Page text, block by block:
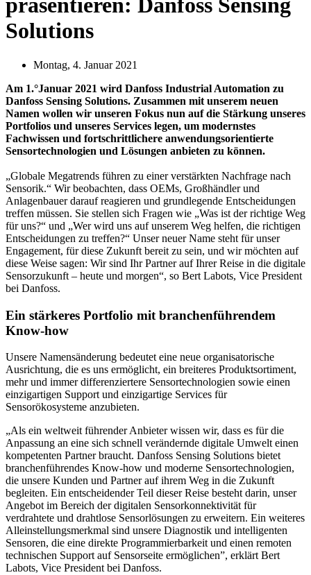
präsentieren: Danfoss Sensing
Solutions
Montag, 4. Januar 2021
Am 1.°Januar 2021 wird Danfoss Industrial Automation zu
Danfoss Sensing Solutions. Zusammen mit unserem neuen
Namen wollen wir unseren Fokus nun auf die Stärkung unseres
Portfolios und unseres Services legen, um modernstes
Fachwissen und fortschrittlichere anwendungsorientierte
Sensortechnologien und Lösungen anbieten zu können.
„Globale Megatrends führen zu einer verstärkten Nachfrage nach
Sensorik.“ Wir beobachten, dass OEMs, Großhändler und
Anlagenbauer darauf reagieren und grundlegende Entscheidungen
treffen müssen. Sie stellen sich Fragen wie „Was ist der richtige Weg
für uns?“ und „Wer wird uns auf unserem Weg helfen, die richtigen
Entscheidungen zu treffen?“ Unser neuer Name steht für unser
Engagement, für diese Zukunft bereit zu sein, und wir möchten auf
diese Weise sagen: Wir sind Ihr Partner auf Ihrer Reise in die digitale
Sensorzukunft – heute und morgen“, so Bert Labots, Vice President
bei Danfoss.
Ein stärkeres Portfolio mit branchenführendem
Know-how
Unsere Namensänderung bedeutet eine neue organisatorische
Ausrichtung, die es uns ermöglicht, ein breiteres Produktsortiment,
mehr und immer differenziertere Sensortechnologien sowie einen
einzigartigen Support und einzigartige Services für
Sensorökosysteme anzubieten.
„Als ein weltweit führender Anbieter wissen wir, dass es für die
Anpassung an eine sich schnell verändernde digitale Umwelt einen
kompetenten Partner braucht. Danfoss Sensing Solutions bietet
branchenführendes Know-how und moderne Sensortechnologien,
die unsere Kunden und Partner auf ihrem Weg in die Zukunft
begleiten. Ein entscheidender Teil dieser Reise besteht darin, unser
Angebot im Bereich der digitalen Sensorkonnektivität für
verdrahtete und drahtlose Sensorlösungen zu erweitern. Ein weiteres
Alleinstellungsmerkmal sind unsere Diagnostik und intelligenten
Sensoren, die eine direkte Programmierbarkeit und einen remoten
technischen Support auf Sensorseite ermöglichen”, erklärt Bert
Labots, Vice President bei Danfoss.